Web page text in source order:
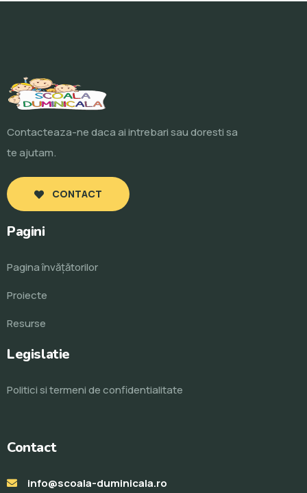
Contacteaza-ne daca ai intrebari sau doresti sa
te ajutam.
CONTACT
Pagini
Pagina învăţătorilor
Proiecte
Resurse
Legislatie
Politici si termeni de confidentialitate
Contact
info@scoala-duminicala.ro